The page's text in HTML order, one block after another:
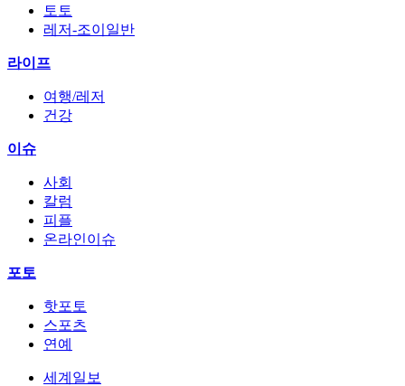
토토
레저-조이일반
라이프
여행/레저
건강
이슈
사회
칼럼
피플
온라인이슈
포토
핫포토
스포츠
연예
세계일보